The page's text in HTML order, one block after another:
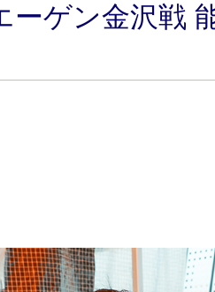
ーゲン金沢戦